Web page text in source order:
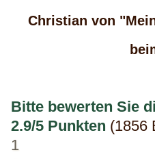
Christian von
Bitte bewerten Sie
2.9/5 Punkten (1856
1